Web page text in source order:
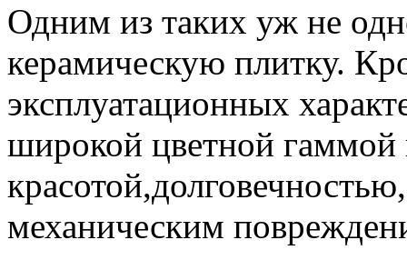
Одним из таких уж не
керамическую плитку.
эксплуатационных
широкой цветной гаммой
механическим